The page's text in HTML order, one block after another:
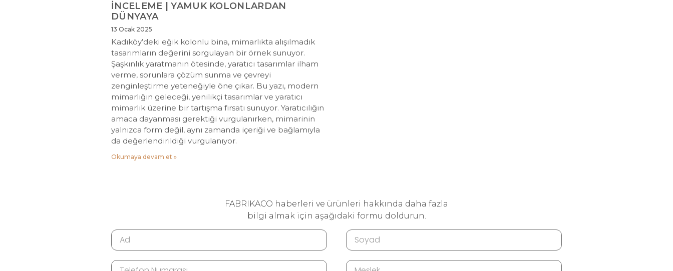
İNCELEME | YAMUK KOLONLARDAN
DÜNYAYA
13 Ocak 2025
Kadıköy’deki eğik kolonlu bina, mimarlıkta alışılmadık
tasarımların değerini sorgulayan bir örnek sunuyor.
Şaşkınlık yaratmanın ötesinde, yaratıcı tasarımlar ilham
verme, sorunlara çözüm sunma ve çevreyi
zenginleştirme yeteneğiyle öne çıkar. Bu yazı, modern
mimarlığın geleceği, yenilikçi tasarımlar ve yaratıcı
mimarlık üzerine bir tartışma fırsatı sunuyor. Yaratıcılığın
amaca dayanması gerektiği vurgulanırken, mimarinin
yalnızca form değil, aynı zamanda içeriği ve bağlamıyla
da değerlendirildiği vurgulanıyor.
Okumaya devam et »
FABRIKACO haberleri ve ürünleri hakkında daha fazla
bilgi almak için aşağıdaki formu doldurun.